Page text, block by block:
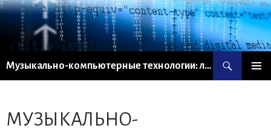
Музыкально-компьютерные технологии: лаборатория
МУЗЫКАЛЬНО-